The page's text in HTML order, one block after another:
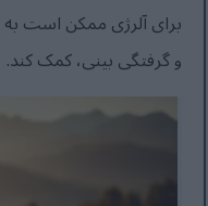
برای آلرژی ممکن است
و گرفتگی بینی، کمک کند.